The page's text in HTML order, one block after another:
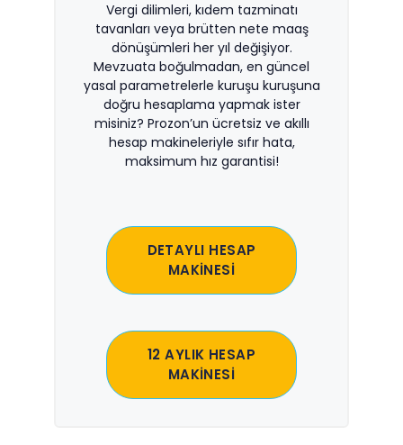
Vergi dilimleri, kıdem tazminatı
tavanları veya brütten nete maaş
dönüşümleri her yıl değişiyor.
Mevzuata boğulmadan, en güncel
yasal parametrelerle kuruşu kuruşuna
doğru hesaplama yapmak ister
misiniz? Prozon’un ücretsiz ve akıllı
hesap makineleriyle sıfır hata,
maksimum hız garantisi!
DETAYLI HESAP
MAKİNESİ
12 AYLIK HESAP
MAKİNESİ